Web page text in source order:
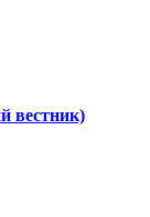
вестник)